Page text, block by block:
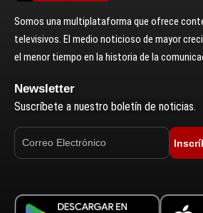
Somos una multiplataforma que ofrece
televisivos. El medio noticioso de mayor
el menor tiempo en la historia de la
Newsletter
Suscríbete a nuestro boletín de noticias.